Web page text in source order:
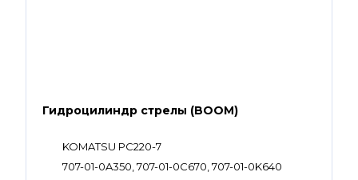
Гидроцилиндр стрелы (BOOM)
KOMATSU PC220-7
707-01-0A350, 707-01-0C670, 707-01-0K640